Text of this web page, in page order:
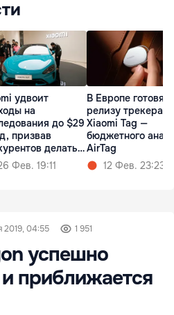
удвоит
на
до $29
призвав
делать
Фев. 19:11
В Европе
релизу трекера
Xiaomi Tag —
бюджетного
AirTag
12 Фев. 23:23
2019, 04:55 1 951
успешно
приближается